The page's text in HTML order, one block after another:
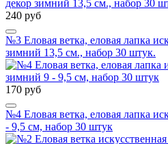
240 руб
№3 Еловая ветка, еловая лапка
зимний 13,5 см., набор 30 штук.
170 руб
№4 Еловая ветка, еловая лапка
- 9,5 см, набор 30 штук